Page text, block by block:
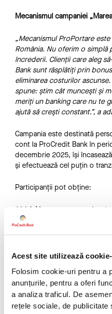
Acest site utilizează
Folosim cookie-uri pentru a
anunțurile, pentru a oferi
a analiza traficul. De
rețele sociale, de
Mecanismul campaniei
„Mecanismul ProPortare
România. Nu oferim o
încrederii. Clienții care aleg
Bank sunt răsplătiți prin
eliminarea costurilor
spune: știm cât muncești și
meriți un banking care nu te
ajută să crești constant.”, a
Campania este destinată
cont la ProCredit Bank în
decembrie 2025, își
și efectuează cel puțin o
Participanții pot obține:
200 lei bonus
pentru prima
la POS;
luni de la deschiderea contului;
p.a. la contul de economii in
Dobândă de 7,5% p.a.la
și2,7% p.a.la depozitele în
Zero comisioanede